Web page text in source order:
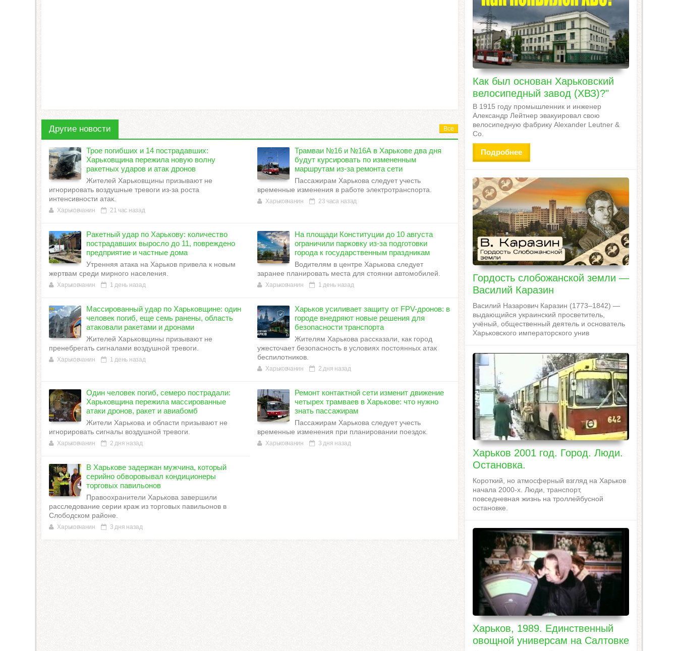
Другие новости Все
Трое погибших и 14 пострадавших:
Харьковщина пережила новую волну
ракетных ударов и атак дронов
Жителей Харьковщины призывают не
игнорировать воздушные тревоги из-за роста
интенсивности атак.
Харьковчанин 21 час назад
Трамваи №16 и №16А в Харькове два дня
будут курсировать по измененным
маршрутам из-за ремонта сети
Пассажирам Харькова следует учесть
временные изменения в работе электротранспорта.
Харьковчанин 23 часа назад
Ракетный удар по Харькову: количество
пострадавших выросло до 11, повреждено
предприятие и частные дома
Утренняя атака на Харьков привела к новым
жертвам среди мирного населения.
Харьковчанин 1 день назад
На площади Конституции до 10 августа
ограничили парковку из-за подготовки
города к государственным праздникам
Водителям в центре Харькова следует
заранее планировать места для стоянки автомобилей.
Харьковчанин 1 день назад
Массированный удар по Харьковщине: один
человек погиб, еще семь ранены, область
атаковали ракетами и дронами
Жителей Харьковщины призывают не
пренебрегать сигналами воздушной тревоги.
Харьковчанин 1 день назад
Харьков усиливает защиту от FPV-дронов: в
городе внедряют новые решения для
безопасности транспорта
Жителям Харькова рассказали, как город
ужесточает безопасность в условиях постоянных атак
беспилотников.
Харьковчанин 2 дня назад
Один человек погиб, семеро пострадали:
Харьковщина пережила массированные
атаки дронов, ракет и авиабомб
Жители Харькова и области призывают не
игнорировать сигналы воздушной тревоги.
Харьковчанин 2 дня назад
Ремонт контактной сети изменит движение
четырех трамваев в Харькове: что нужно
знать пассажирам
Пассажирам Харькова следует учесть
временные изменения при планировании поездок.
Харьковчанин 3 дня назад
В Харькове задержан мужчина, который
серийно обворовывал кондиционеры
торговых павильонов
Правоохранители Харькова завершили
расследование серии краж из торговых павильонов в
Слободском районе.
Харьковчанин 3 дня назад
Как был основан Харьковский
велосипедный завод (ХВЗ)?"
В 1915 году промышленник и инженер
Александр Лейтнер эвакуировал свою
велосипедную фабрику Alexander Leutner &
Co.
Подробнее
Гордость слобожанской земли —
Василий Каразин
Василий Назарович Каразин (1773–1842) —
выдающийся украинский просветитель,
учёный, общественный деятель и основатель
Харьковского императорского унив
Харьков 2001 год. Город. Люди.
Остановка.
Короткий, но атмосферный взгляд на Харьков
начала 2000-х. Люди, транспорт,
повседневная жизнь на троллейбусной
остановке.
Харьков, 1989. Единственный
овощной универсам на Салтовке